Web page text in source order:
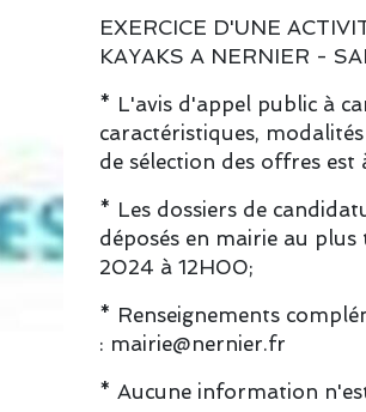
EXERCICE D'UNE
KAYAKS A NERNIER -
* L'avis d'appel public à
caractéristiques,
de sélection des offres est
* Les dossiers de
déposés en mairie au
2024 à 12H00;
* Renseignements
: mairie@nernier.fr
* Aucune information